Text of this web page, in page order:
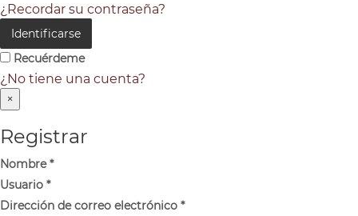
¿Recordar su contraseña?
Identificarse
Recuérdeme
¿No tiene una cuenta?
×
Registrar
Nombre*
Usuario *
Dirección de correo electrónico *